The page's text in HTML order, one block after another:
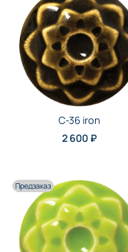
C-36 iron
2 600 ₽
Предзаказ